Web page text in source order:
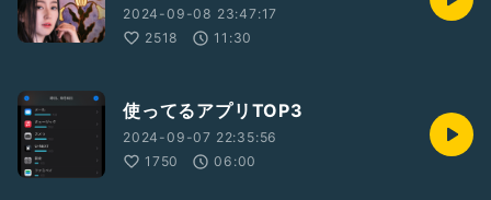
2024-09-08 23:47:17
2518
11:30
使ってるアプリTOP3
2024-09-07 22:35:56
1750
06:00